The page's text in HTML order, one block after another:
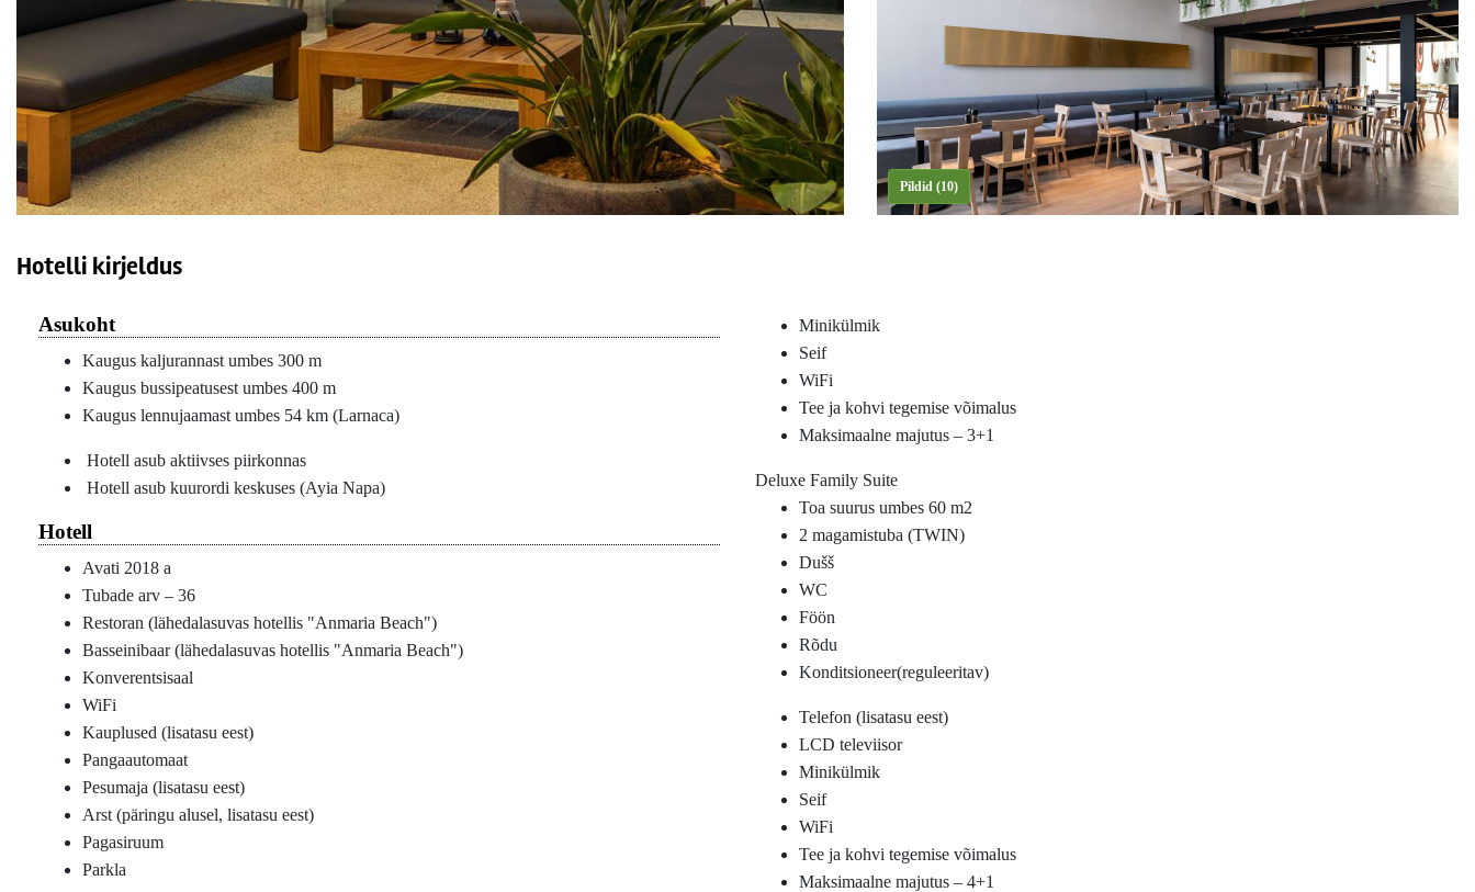
Pildid (10)
Hotelli kirjeldus
Asukoht
Kaugus kaljurannast umbes 300 m
Kaugus bussipeatusest umbes 400 m
Kaugus lennujaamast umbes 54 km (Larnaca)
Hotell asub aktiivses piirkonnas
Hotell asub kuurordi keskuses (Ayia Napa)
Hotell
Avati 2018 a
Tubade arv – 36
Restoran (lähedalasuvas hotellis "Anmaria Beach")
Basseinibaar (lähedalasuvas hotellis "Anmaria Beach")
Konverentsisaal
WiFi
Kauplused (lisatasu eest)
Pangaautomaat
Pesumaja (lisatasu eest)
Arst (päringu alusel, lisatasu eest)
Pagasiruum
Parkla
Minikülmik
Seif
WiFi
Tee ja kohvi tegemise võimalus
Maksimaalne majutus – 3+1
Deluxe Family Suite
Toa suurus umbes 60 m2
2 magamistuba (TWIN)
Dušš
WC
Föön
Rõdu
Konditsioneer(reguleeritav)
Telefon (lisatasu eest)
LCD televiisor
Minikülmik
Seif
WiFi
Tee ja kohvi tegemise võimalus
Maksimaalne majutus – 4+1